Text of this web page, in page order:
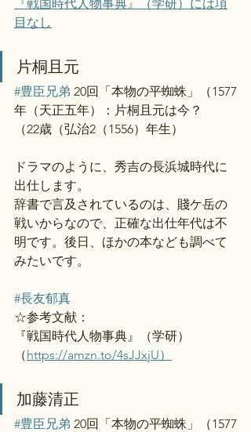
『戦国時代人物事典』（学研）には項
目なし
片桐且元
#豊臣兄弟 20回「本物の平蜘蛛」（1577
年（天正五年）：片桐且元は今？
（22歳（弘治2（1556）年生）
ドラマのように、秀吉の長浜城時代に
出仕します。
辞書で言及されているのは、賤ケ岳の
戦いからなので、正確な出仕年代は不
明です。後日、ほかの本なども調べて
みたいです。
#長友郁真
☆参考文献：
『戦国時代人物事典』（学研）
（https://amzn.to/4sJJxjU）
加藤清正
#豊臣兄弟 20回「本物の平蜘蛛」（1577